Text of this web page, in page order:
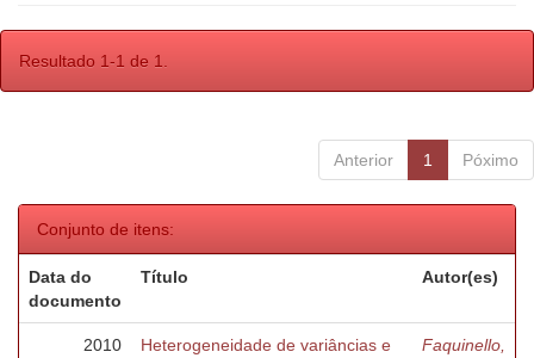
Resultado 1-1 de 1.
Anterior 1 Póximo
Conjunto de itens:
Data do
documento
Título Autor(es)
2010
Heterogeneidade de variâncias e
Faquinello,